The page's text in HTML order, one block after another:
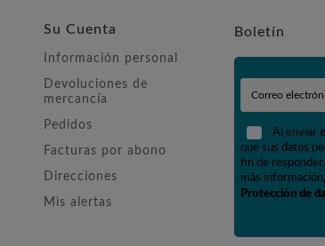
Su Cuenta
Información personal
Devoluciones de
mercancía
Pedidos
Facturas por abono
Direcciones
Mis alertas
Boletín
Al enviar
que sus datos
fin de responder
más
Protección de